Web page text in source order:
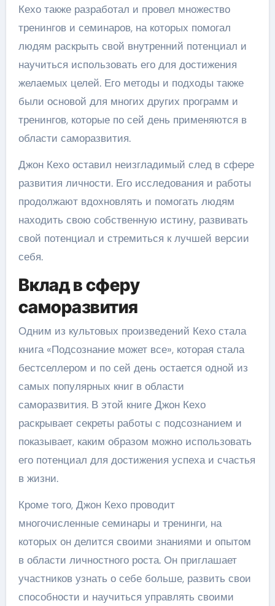
Кехо также разработал и провел множество
тренингов и семинаров, на которых помогал
людям раскрыть свой внутренний потенциал и
научиться использовать его для достижения
желаемых целей. Его методы и подходы также
были основой для многих других программ и
тренингов, которые по сей день применяются в
области саморазвития.
Джон Кехо оставил неизгладимый след в сфере
развития личности. Его исследования и работы
продолжают вдохновлять и помогать людям
находить свою собственную истину, развивать
свой потенциал и стремиться к лучшей версии
себя.
Вклад в сферу
саморазвития
Одним из культовых произведений Кехо стала
книга «Подсознание может все», которая стала
бестселлером и по сей день остается одной из
самых популярных книг в области
саморазвития. В этой книге Джон Кехо
раскрывает секреты работы с подсознанием и
показывает, каким образом можно использовать
его потенциал для достижения успеха и счастья
в жизни.
Кроме того, Джон Кехо проводит
многочисленные семинары и тренинги, на
которых он делится своими знаниями и опытом
в области личностного роста. Он приглашает
участников узнать о себе больше, развить свои
способности и научиться управлять своими